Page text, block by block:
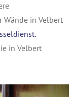
Wände in Velbert
in Velbert